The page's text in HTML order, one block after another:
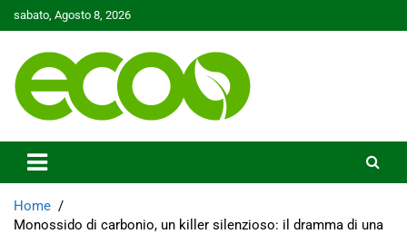
to
sabato, Agosto 8, 2026
Ecoo.it
Home
Monossido di carbonio, un killer silenzioso: il dramma di una